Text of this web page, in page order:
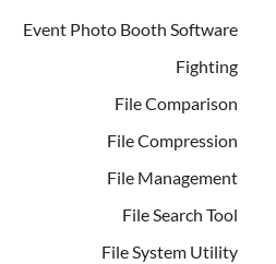
Event Photo Booth Software
Fighting
File Comparison
File Compression
File Management
File Search Tool
File System Utility